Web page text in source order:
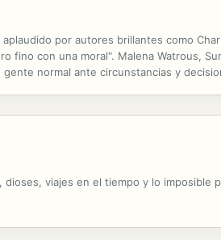
por autores brillantes como
fino con una moral". Malena Watrous,
gente normal ante circunstancias y
viajes en el tiempo y lo imposible